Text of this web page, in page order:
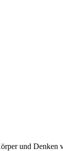
und Denken